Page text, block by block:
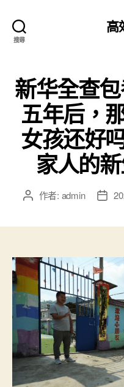
搜尋
高
新华全查
五年后，
女孩还好
家人的
文 作者: admin
文
期